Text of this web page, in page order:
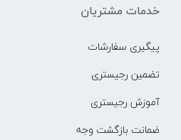
خدمات مشتریان
پیگیری سفارشات
تضمین رجیستری
آموزش رجیستری
ضمانت بازگشت وجه